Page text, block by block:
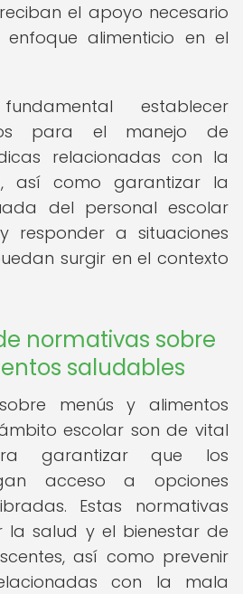
el apoyo necesario
alimenticio en el
establecer
para el manejo de
relacionadas con la
así como garantizar la
del personal escolar
responder a situaciones
surgir en el contexto
normativas sobre
saludables
menús y alimentos
escolar son de vital
garantizar que los
acceso a opciones
Estas normativas
la salud y el bienestar de
así como prevenir
con la mala